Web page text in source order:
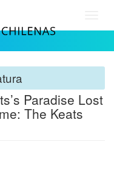
Paradise Lost
The Keats